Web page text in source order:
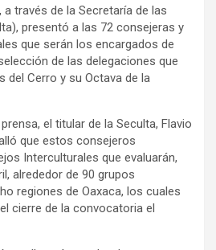
a través de la Secretaría de las
presentó a las 72 consejeras y
que serán los encargados de
de las delegaciones que
del Cerro y su Octava de la
el titular de la Seculta, Flavio
que estos consejeros
Interculturales que evaluarán,
alrededor de 90 grupos
regiones de Oaxaca, los cuales
cierre de la convocatoria el